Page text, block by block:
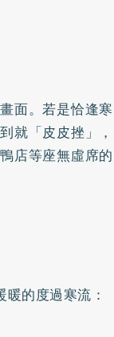
面。若是恰逢寒
就「皮皮挫」，
店等座無虛席的
的度過寒流：